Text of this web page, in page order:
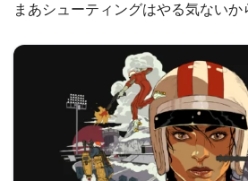
まあシューティングはやる気ないか